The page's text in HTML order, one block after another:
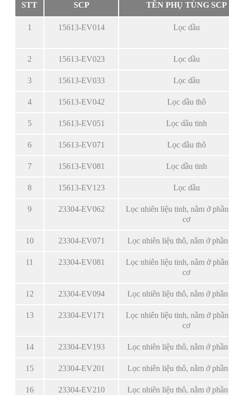
STT
SCP
TÊN PHỤ TÙNG SCP
1 15613-EV014 Lọc dầu
2 15613-EV023 Lọc dầu
3 15613-EV033 Lọc dầu
4 15613-EV042 Lọc dầu thô
5 15613-EV051 Lọc dầu tinh
6 15613-EV071 Lọc dầu thô
7 15613-EV081 Lọc dầu tinh
8 15613-EV123 Lọc dầu
9 23304-EV062
Lọc nhiên liệu tinh, nằm ở
cơ
10 23304-EV071 Lọc nhiên liệu thô, nằm ở phần
11 23304-EV081
Lọc nhiên liệu tinh, nằm ở
cơ
12 23304-EV094 Lọc nhiên liệu thô, nằm ở phần
13 23304-EV171
Lọc nhiên liệu tinh, nằm ở
cơ
14 23304-EV193 Lọc nhiên liệu thô, nằm ở phần
15 23304-EV201 Lọc nhiên liệu thô, nằm ở phần
16 23304-EV210 Lọc nhiên liệu thô, nằm ở phần